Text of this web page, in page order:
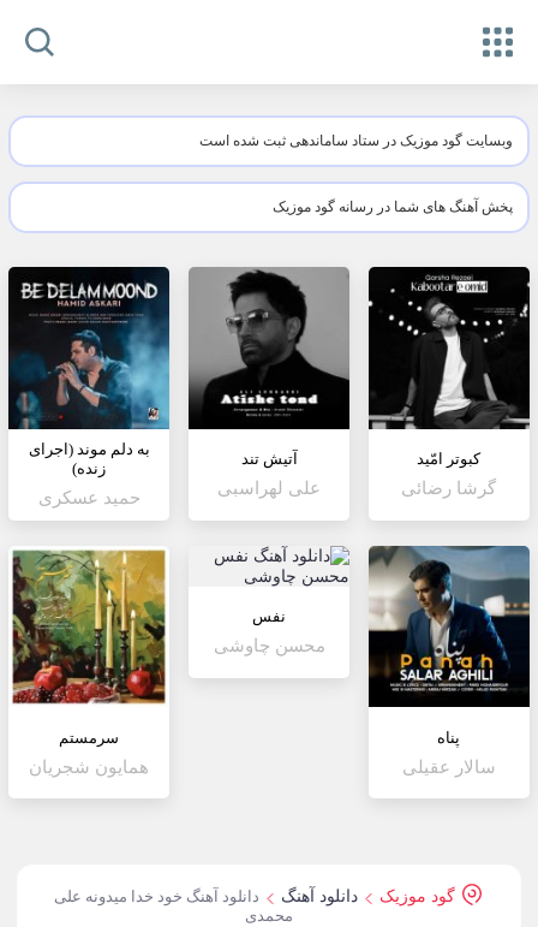
وبسایت گود موزیک در ستاد ساماندهی ثبت شده است
پخش آهنگ های شما در رسانه گود موزیک
کبوتر امّید
گرشا رضائی
آتیش تند
علی لهراسبی
به دلم موند (اجرای
زنده)
حمید عسکری
پناه
سالار عقیلی
نفس
محسن چاوشی
سرمستم
همایون شجریان
گود موزیک دانلود آهنگ
دانلود آهنگ خود خدا میدونه علی
محمدی